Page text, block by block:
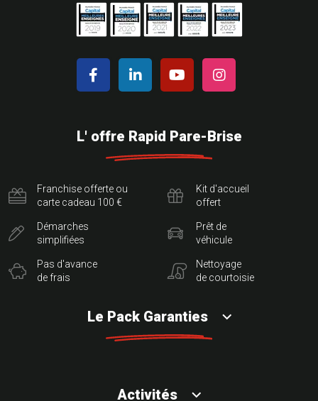
L' offre Rapid Pare-Brise
Franchise offerte ou
carte cadeau 100 €
Démarches
simplifiées
Pas d'avance
de frais
Kit d'accueil
offert
Prêt de
véhicule
Nettoyage
de courtoisie
Le Pack Garanties
Activités